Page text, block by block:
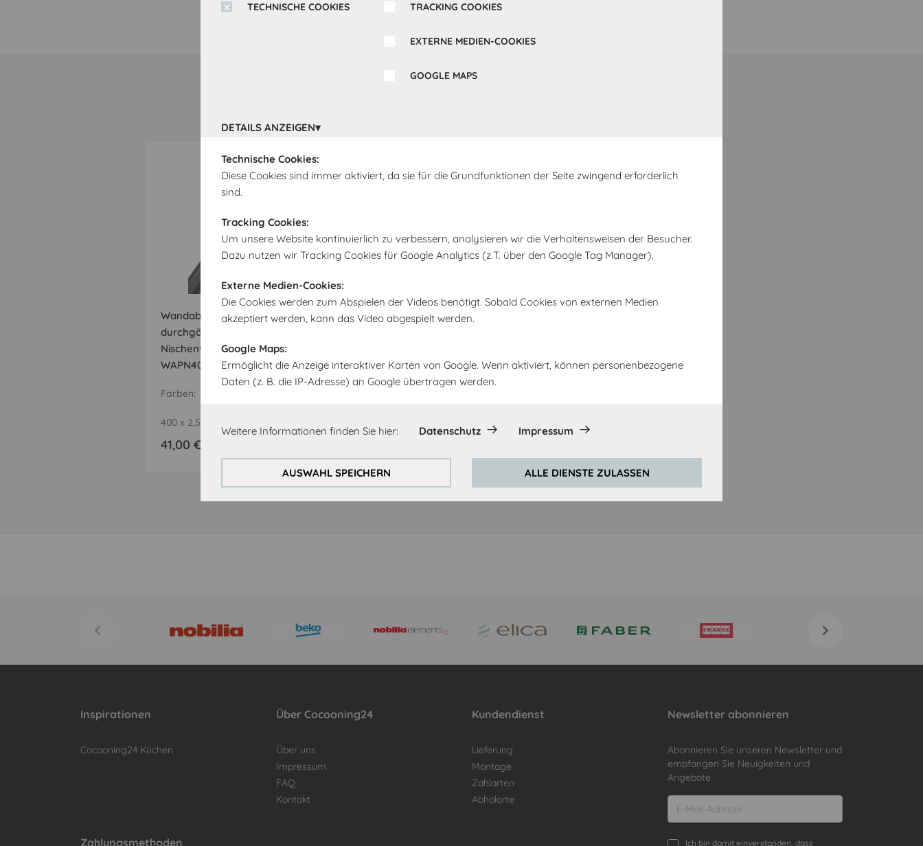
TECHNISCHE COOKIES TRACKING COOKIES
EXTERNE MEDIEN-COOKIES
GOOGLE MAPS
DETAILS ANZEIGEN
Technische Cookies:
Diese Cookies sind immer aktiviert, da sie für die Grundfunktionen der Seite zwingend erforderlich
sind.
Tracking Cookies:
Um unsere Website kontinuierlich zu verbessern, analysieren wir die Verhaltensweisen der Besucher.
Dazu nutzen wir Tracking Cookies für Google Analytics (z.T. über den Google Tag Manager).
Externe Medien-Cookies:
Die Cookies werden zum Abspielen der Videos benötigt. Sobald Cookies von externen Medien
akzeptiert werden, kann das Video abgespielt werden.
Google Maps:
Ermöglicht die Anzeige interaktiver Karten von Google. Wenn aktiviert, können personenbezogene
Daten (z. B. die IP-Adresse) an Google übertragen werden.
Weitere Informationen finden Sie hier: Datenschutz Impressum
AUSWAHL SPEICHERN ALLE DIENSTE ZULASSEN
Wandabschlussprofil für
durchgängige Planung mit
Nischenverkleidungen
WAPN400
Farben
400 x 2,5 x 2,5 cm
41,00 €
WAPN-Zubehörbeutel WAPN-
Farben
Inspirationen
Cocooning24 Küchen
Über Cocooning24
Über uns
Impressum
FAQ
Kontakt
Kundendienst
Lieferung
Montage
Zahlarten
Abholorte
Newsletter abonnieren
Abonnieren Sie unseren Newsletter und
empfangen Sie Neuigkeiten und
Angebote
Ich bin damit einverstanden, dass
Zahlungsmethoden